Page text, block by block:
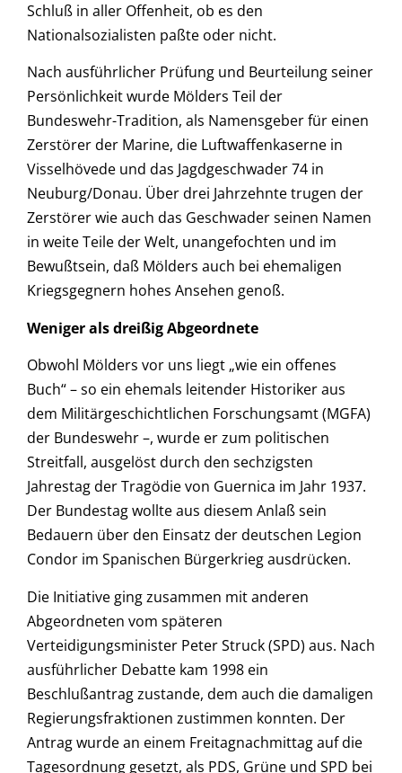
Schluß in aller Offenheit, ob es den
Nationalsozialisten paßte oder nicht.
Nach ausführlicher Prüfung und Beurteilung seiner
Persönlichkeit wurde Mölders Teil der
Bundeswehr-Tradition, als Namensgeber für einen
Zerstörer der Marine, die Luftwaffenkaserne in
Visselhövede und das Jagdgeschwader 74 in
Neuburg/Donau. Über drei Jahrzehnte trugen der
Zerstörer wie auch das Geschwader seinen Namen
in weite Teile der Welt, unangefochten und im
Bewußtsein, daß Mölders auch bei ehemaligen
Kriegsgegnern hohes Ansehen genoß.
Weniger als dreißig Abgeordnete
Obwohl Mölders vor uns liegt „wie ein offenes
Buch“ – so ein ehemals leitender Historiker aus
dem Militärgeschichtlichen Forschungsamt (MGFA)
der Bundeswehr –, wurde er zum politischen
Streitfall, ausgelöst durch den sechzigsten
Jahrestag der Tragödie von Guernica im Jahr 1937.
Der Bundestag wollte aus diesem Anlaß sein
Bedauern über den Einsatz der deutschen Legion
Condor im Spanischen Bürgerkrieg ausdrücken.
Die Initiative ging zusammen mit anderen
Abgeordneten vom späteren
Verteidigungsminister Peter Struck (SPD) aus. Nach
ausführlicher Debatte kam 1998 ein
Beschlußantrag zustande, dem auch die damaligen
Regierungsfraktionen zustimmen konnten. Der
Antrag wurde an einem Freitagnachmittag auf die
Tagesordnung gesetzt, als PDS, Grüne und SPD bei